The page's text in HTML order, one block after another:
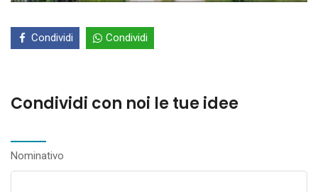
Condividi Condividi
Condividi con noi le tue idee
Nominativo